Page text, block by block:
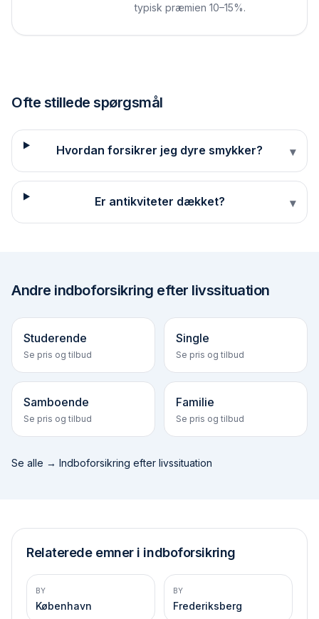
typisk præmien 10–15%.
Ofte stillede spørgsmål
Hvordan forsikrer jeg dyre smykker? ▾
Er antikviteter dækket? ▾
Andre indboforsikring efter livssituation
Studerende
Se pris og tilbud
Single
Se pris og tilbud
Samboende
Se pris og tilbud
Familie
Se pris og tilbud
Se alle → Indboforsikring efter livssituation
Relaterede emner i indboforsikring
BY
København
BY
Frederiksberg